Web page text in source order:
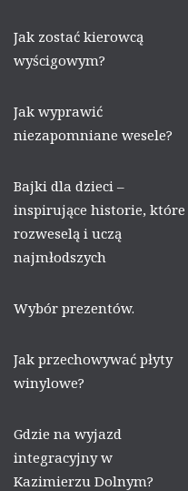
Jak zostać kierowcą
wyścigowym?
Jak wyprawić
niezapomniane wesele?
Bajki dla dzieci –
inspirujące historie, które
rozweselą i uczą
najmłodszych
Wybór prezentów.
Jak przechowywać płyty
winylowe?
Gdzie na wyjazd
integracyjny w
Kazimierzu Dolnym?